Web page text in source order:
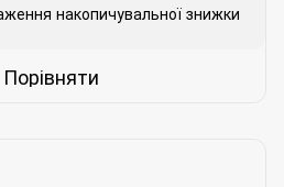
накопичувальної знижки
Порівняти